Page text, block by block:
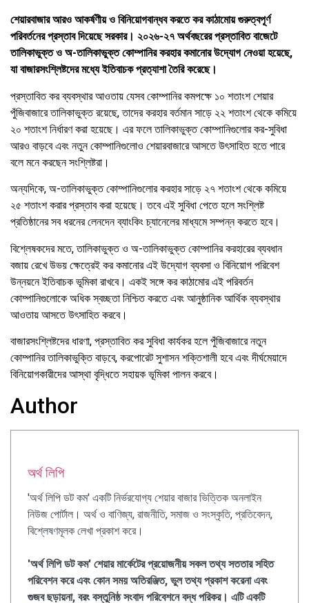
শেয়ারবাজার আরও আকর্ষণীয় ও বিনিয়োগবান্ধব করতে কর কাঠামোয় গুরুত্বপূর্ণ
পরিবর্তনের প্রস্তাব দিয়েছে সরকার। ২০২৬-২৭ অর্থবছরের প্রস্তাবিত বাজেটে
তালিকাভুক্ত ও অ-তালিকাভুক্ত কোম্পানির করহার কমানোর উদ্যোগ নেওয়া হয়েছে,
যা বাজারসংশ্লিষ্টদের মধ্যে ইতিবাচক প্রত্যাশা তৈরি করেছে।
প্রস্তাবিত কর ব্যবস্থার আওতায় যেসব কোম্পানির কমপক্ষে ১০ শতাংশ শেয়ার
পুঁজিবাজারে তালিকাভুক্ত রয়েছে, তাদের করহার বর্তমান সাড়ে ২২ শতাংশ থেকে কমিয়ে
২০ শতাংশ নির্ধারণ করা হয়েছে। এর ফলে তালিকাভুক্ত কোম্পানিগুলোর কর-সুবিধা
আরও বাড়বে এবং নতুন কোম্পানিগুলোও শেয়ারবাজারে আসতে উৎসাহিত হতে পারে
বলে মনে করছেন সংশ্লিষ্টরা।
অন্যদিকে, অ-তালিকাভুক্ত কোম্পানিগুলোর করহার সাড়ে ২৭ শতাংশ থেকে কমিয়ে
২৫ শতাংশ করার প্রস্তাব করা হয়েছে। তবে এই সুবিধা পেতে হলে সংশ্লিষ্ট
প্রতিষ্ঠানের সব ধরনের লেনদেন ব্যাংকিং চ্যানেলের মাধ্যমে সম্পন্ন করতে হবে।
বিশ্লেষকদের মতে, তালিকাভুক্ত ও অ-তালিকাভুক্ত কোম্পানির করহারের ব্যবধান
বজায় রেখে উভয় ক্ষেত্রেই কর কমানোর এই উদ্যোগ ব্যবসা ও বিনিয়োগ পরিবেশ
উন্নয়নে ইতিবাচক ভূমিকা রাখবে। একই সঙ্গে কর কাঠামোর এই পরিবর্তন
কোম্পানিগুলোকে অধিক স্বচ্ছতা নিশ্চিত করতে এবং আনুষ্ঠানিক আর্থিক ব্যবস্থার
আওতায় আসতে উৎসাহিত করবে।
বাজারসংশ্লিষ্টদের ধারণা, প্রস্তাবিত কর সুবিধা কার্যকর হলে পুঁজিবাজারে নতুন
কোম্পানির তালিকাভুক্তি বাড়বে, করপোরেট সুশাসন শক্তিশালী হবে এবং দীর্ঘমেয়াদে
বিনিয়োগকারীদের আস্থা বৃদ্ধিতে সহায়ক ভূমিকা পালন করবে।
Author
অর্থ লিপি
'অর্থ লিপি ডট কম' একটি নির্ভরযোগ্য শেয়ার বাজার ভিত্তিক অনলাইন
নিউজ পোর্টাল। অর্থ ও বাণিজ্য, রাজনীতি, সমাজ ও সংস্কৃতি, প্রতিবেদন,
বিশ্লেষণমূলক লেখা প্রকাশ করে।
'অর্থ লিপি ডট কম' শেয়ার মার্কেটের প্রয়োজনীয় সকল তথ্য সততার সহিত
পরিবেশন করে এবং কোন সময় অতিরঞ্জিত, ভুল তথ্য প্রকাশ করেনা এবং
গুজব ছড়ায়না, বরং বস্তুনিষ্ঠ সংবাদ পরিবেশনে বদ্ধ পরিকর। এটি একটি